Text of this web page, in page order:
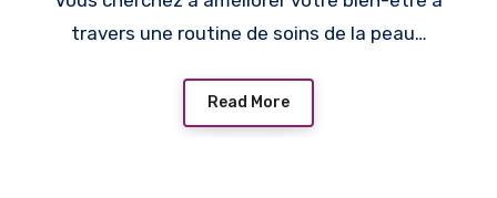
travers une routine de soins de la peau…
Read More